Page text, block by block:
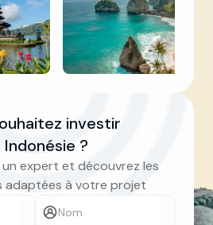
investir
Indonésie ?
expert et découvrez les
à votre projet